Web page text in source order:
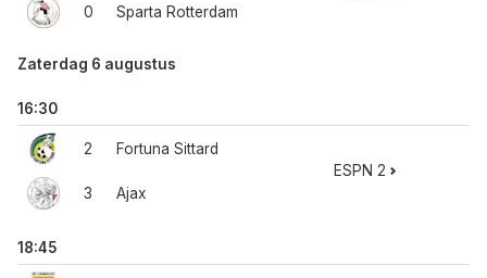
0 Sparta Rotterdam
Zaterdag 6 augustus
16:30
2
3
Fortuna Sittard
Ajax
ESPN 2
18:45